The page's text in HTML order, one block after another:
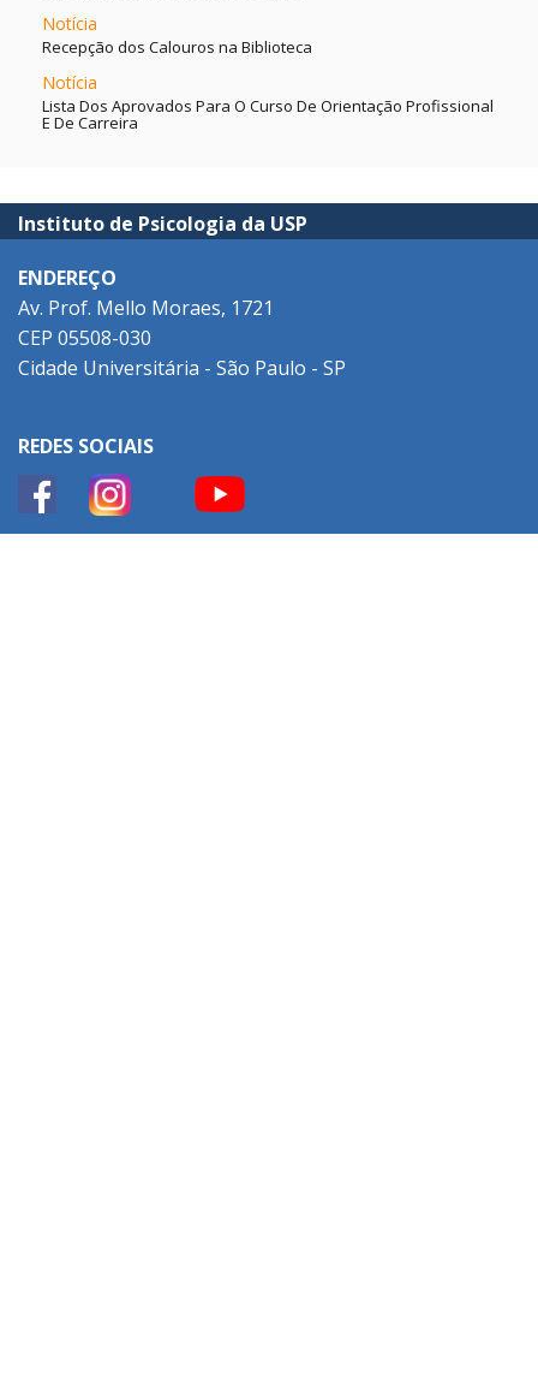
Notícia
Recepção dos Calouros na Biblioteca
Notícia
Lista Dos Aprovados Para O Curso De Orientação Profissional
E De Carreira
Instituto de Psicologia da USP
ENDEREÇO
Av. Prof. Mello Moraes, 1721
CEP 05508-030
Cidade Universitária - São Paulo - SP
REDES SOCIAIS